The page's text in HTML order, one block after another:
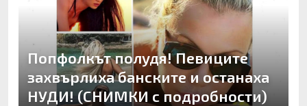
Попфолкът полудя! Певиците
захвърлиха банските и останаха
НУДИ! (СНИМКИ с подробности)